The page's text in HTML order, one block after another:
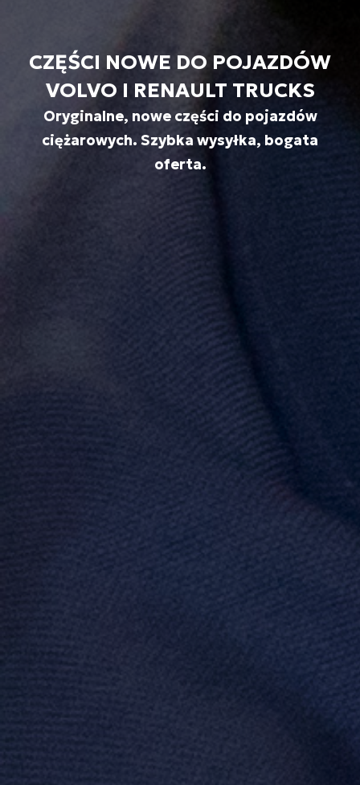
CZĘŚCI NOWE DO POJAZDÓW
VOLVO I RENAULT TRUCKS
Oryginalne, nowe części do pojazdów
ciężarowych. Szybka wysyłka, bogata
oferta.